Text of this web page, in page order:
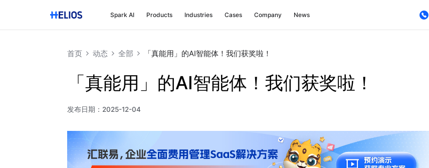
Spark AI Products Industries Cases Company News
首页 动态 全部 「真能用」的AI智能体！我们获奖啦！
「真能用」的AI智能体！我们获奖啦！
发布日期： 2025-12-04